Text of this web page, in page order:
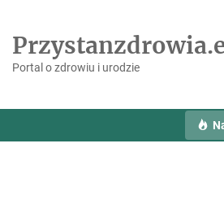
content
Portal o zdrowiu i urodzie